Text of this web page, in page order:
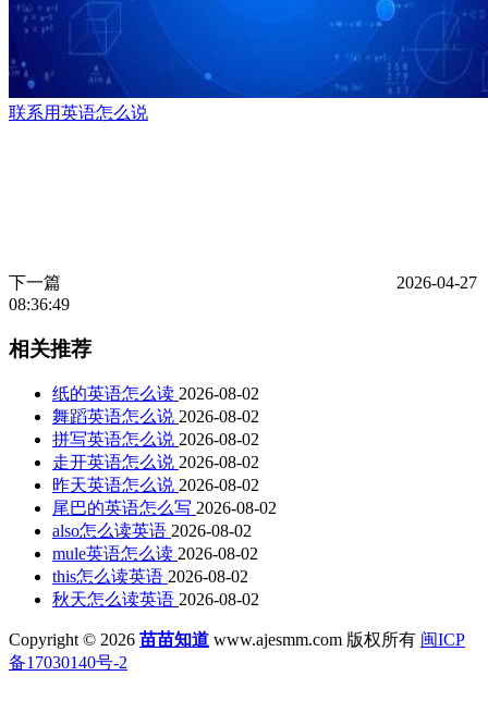
联系用英语怎么说
下一篇
2026-04-27
08:36:49
相关推荐
纸的英语怎么读 2026-08-02
舞蹈英语怎么说 2026-08-02
拼写英语怎么说 2026-08-02
走开英语怎么说 2026-08-02
昨天英语怎么说 2026-08-02
尾巴的英语怎么写 2026-08-02
also怎么读英语 2026-08-02
mule英语怎么读 2026-08-02
this怎么读英语 2026-08-02
秋天怎么读英语 2026-08-02
Copyright © 2026 苗苗知道 www.ajesmm.com 版权所有 闽ICP
备17030140号-2